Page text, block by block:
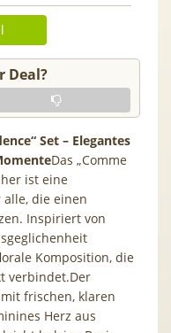
Deal?
Set – Elegantes
Das „Comme
ist eine
die einen
Inspiriert von
Komposition, die
verbindet.Der
frischen, klaren
Herz aus